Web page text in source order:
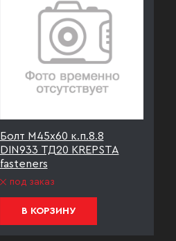
Болт М45х60 к.п.8.8
DIN933 ТД20 KREPSTA
fasteners
под заказ
В КОРЗИНУ